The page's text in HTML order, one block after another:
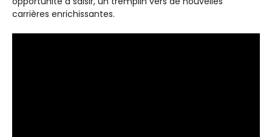
carrières enrichissantes.